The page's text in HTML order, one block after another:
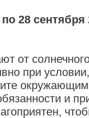
28 сентября
от
при
и